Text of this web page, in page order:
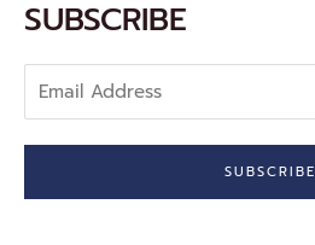
f
SUBSCRIBE
Address
SUBSCRIBE